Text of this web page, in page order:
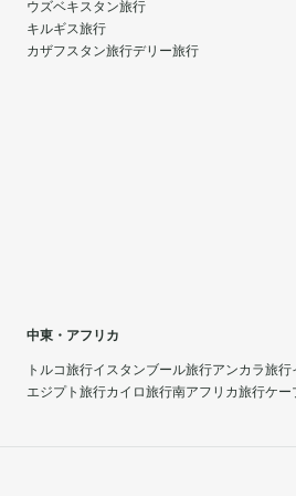
ウズベキスタン旅行
キルギス旅行
カザフスタン旅行デリー旅行
中東・アフリカ
トルコ旅行イスタンブール旅行アンカラ旅行
エジプト旅行カイロ旅行南アフリカ旅行ケー